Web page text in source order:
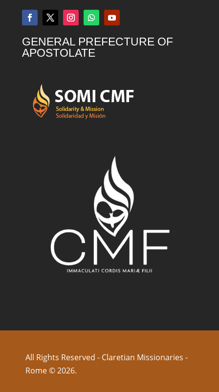
GENERAL PREFECTURE OF
APOSTOLATE
All Rights Reserved - Claretian Missionaries -
Rome © 2026.